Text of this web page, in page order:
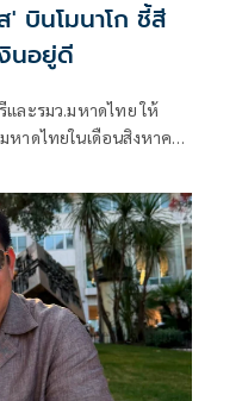
บินโมนาโก ชี้สี
นอยู่ดี
ละรมว.มหาดไทย ให้
าดไทยในเดือนสิงหาคม